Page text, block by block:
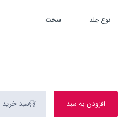
نوع جلد سخت
افزودن به سبد سبد خرید